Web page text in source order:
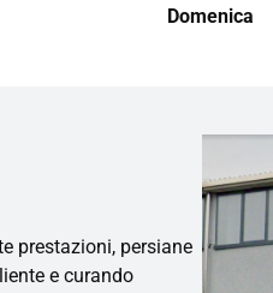
Domenica
prestazioni, persiane
e curando